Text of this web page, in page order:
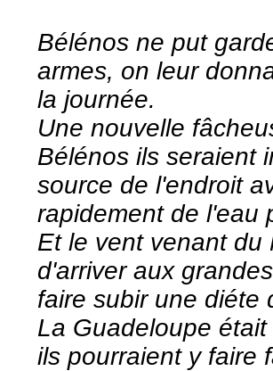
Bélénos ne put
armes, on leur
la journée.
Une nouvelle
Bélénos ils seraient
source de l'endroit
rapidement de l'eau
Et le vent venant du
d'arriver aux
faire subir une diéte
La Guadeloupe
ils pourraient y faire